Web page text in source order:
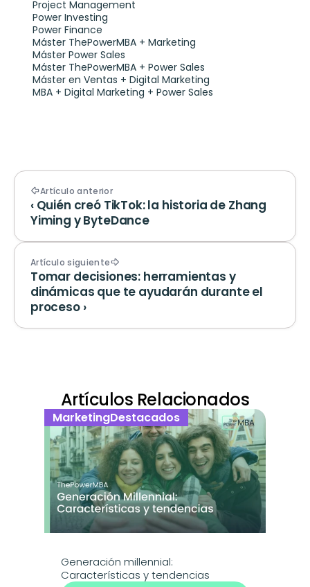
Project Management
Power Investing
Power Finance
Máster ThePowerMBA + Marketing
Máster Power Sales
Máster ThePowerMBA + Power Sales
Máster en Ventas + Digital Marketing
MBA + Digital Marketing + Power Sales
Artículo anterior
‹ Quién creó TikTok: la historia de Zhang
Yiming y ByteDance
Artículo siguiente
Tomar decisiones: herramientas y
dinámicas que te ayudarán durante el
proceso ›
Artículos Relacionados
MarketingDestacados
Generación millennial:
Características y tendencias